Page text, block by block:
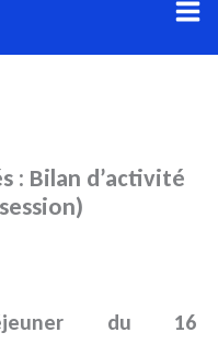
: Bilan d’activité
du 16